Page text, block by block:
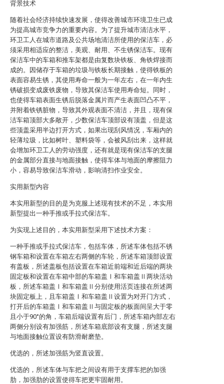
背景技术
随着社会经济持续快速发展，使得改善城市环境卫生已成
为提高城市竞争力的重要内容。为了提升城市清洁水平，
环卫工人在城市道路及公共场地清洁所使用的保洁车，必
须采用相适应的整洁，美观、耐用、不生锈保洁车。现有
保洁车中的车箱和推车架都是由复数块铁板、角铁焊接而
成的。因储存于车箱的垃圾与铁板长期接触，使得铁板的
表面容易生锈，其使用寿命一般为一年左右，在一年内生
锈破损变成废铁废物，导致其保洁车使用寿命短。同时，
也使得车箱表面生锈后脱落金属片而产生表面凹凸不平，
并附着铁锈脏物，导致其外观表面不清洁，并且，现有保
洁车箱顶部大多敞开，少数保洁车顶部设有顶盖，但是这
些顶盖采用半边打开方式，如果出现刮风情况，车厢内的
轻薄垃圾，比如树叶、塑料袋等，会被风刮出来，这样就
会增加环卫工人的劳动强度，还有就是现有保洁车的支腿
的金属部分直接与地面接触，使得车体与地面的摩擦阻力
小，容易导致保洁车滑动，影响清扫作业安全。
实用新型内容
本实用新型的目的是为克服上述现有技术的不足，本实用
新型提出一种手推或手拉式保洁车。
为实现上述目的，本实用新型采用下述技术方案：
一种手推或手拉式保洁车，包括车体，所述车体包括不锈
钢车箱和设置在车箱左右两侧的车轮，所述车箱顶部设置
有盖板，所述盖板包括设置在车箱近前端和近后端的两块
固定板和设置在车箱中部的车箱盖Ⅰ和车箱盖Ⅱ两块活动
板，所述车箱盖Ⅰ和车箱盖Ⅱ分别使用活页连接在所述两
块固定板上，且车箱盖Ⅰ和车箱盖Ⅱ设置为对开门方式，
打开后的车箱盖Ⅰ和车箱盖Ⅱ与固定板的板面间呈大于零
且小于90°的角，车箱后端设置有后门，所述车箱内部左右
两侧分别设有加强筋，所述车箱底部设有支腿，所述支腿
与地面接触位置设有防滑耐磨垫。
优选的，所述加强筋为竖直设置。
优选的，所述车体与车把之间设有用于支撑车把的加强
肋，加强肋的设置使得车把更牢固耐用。